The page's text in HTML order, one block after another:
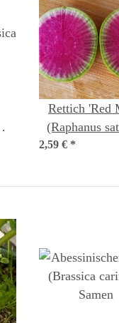
Rettich 'Red
(Raphanus
2,59 € *